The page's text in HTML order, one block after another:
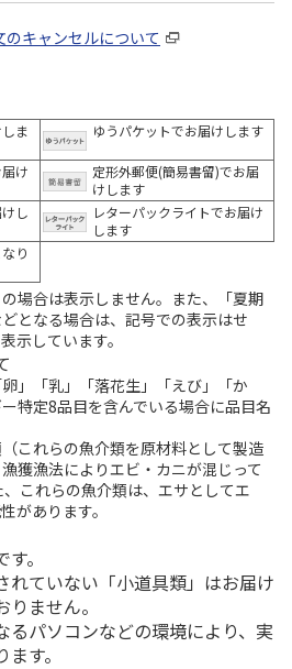
のキャンセルについて
ま
ゆうパケットでお届けします
け
定形外郵便(簡易書留)でお届
けします
し
レターパックライトでお届け
します
り
場合は表示しません。また、「夏期
となる場合は、記号での表示はせ
示しています。
」「乳」「落花生」「えび」「か
特定8品目を含んでいる場合に品目名
これらの魚介類を原材料として製造
獲漁法によりエビ・カニが混じって
これらの魚介類は、エサとしてエ
があります。
。
れていない「小道具類」はお届け
ません。
るパソコンなどの環境により、実
す。